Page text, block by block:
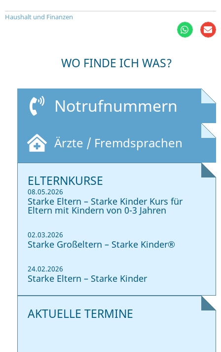
Haushalt und Finanzen
WO FINDE ICH WAS?
Notrufnummern
Ärzte / Fremdsprachen
ELTERNKURSE
08.05.2026
Starke Eltern – Starke Kinder Kurs für
Eltern mit Kindern von 0-3 Jahren
02.03.2026
Starke Großeltern – Starke Kinder®
24.02.2026
Starke Eltern – Starke Kinder
AKTUELLE TERMINE